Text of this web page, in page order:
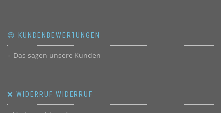
😍 KUNDENBEWERTUNGEN
Das sagen unsere Kunden
❌ WIDERRUF WIDERRUF